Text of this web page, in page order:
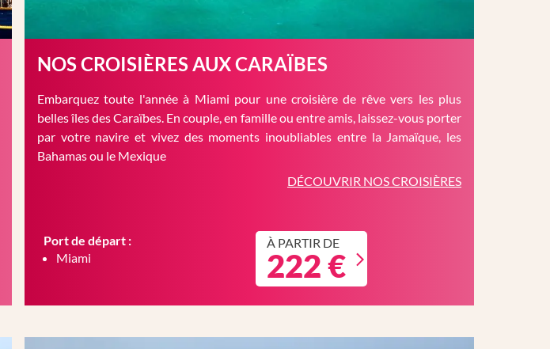
NOS CROISIÈRES AUX CARAÏBES
Embarquez toute l'année à Miami pour une croisière de rêve vers les plus
belles îles des Caraïbes. En couple, en famille ou entre amis, laissez-vous porter
par votre navire et vivez des moments inoubliables entre la Jamaïque, les
Bahamas ou le Mexique
DÉCOUVRIR NOS CROISIÈRES
Port de départ :
Miami
À PARTIR DE
222 €